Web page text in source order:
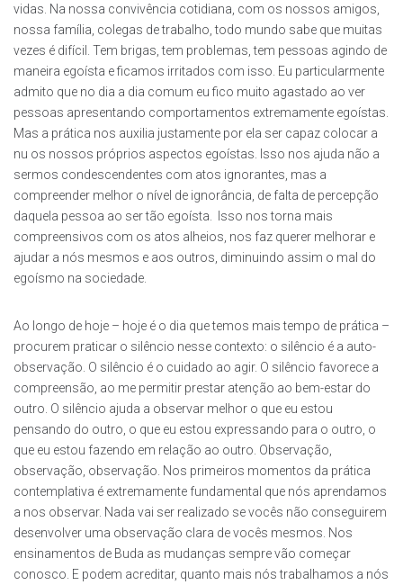
vidas. Na nossa convivência cotidiana, com os nossos amigos,
nossa família, colegas de trabalho, todo mundo sabe que muitas
vezes é difícil. Tem brigas, tem problemas, tem pessoas agindo de
maneira egoísta e ficamos irritados com isso. Eu particularmente
admito que no dia a dia comum eu fico muito agastado ao ver
pessoas apresentando comportamentos extremamente egoístas.
Mas a prática nos auxilia justamente por ela ser capaz colocar a
nu os nossos próprios aspectos egoístas. Isso nos ajuda não a
sermos condescendentes com atos ignorantes, mas a
compreender melhor o nível de ignorância, de falta de percepção
daquela pessoa ao ser tão egoísta. Isso nos torna mais
compreensivos com os atos alheios, nos faz querer melhorar e
ajudar a nós mesmos e aos outros, diminuindo assim o mal do
egoísmo na sociedade.
Ao longo de hoje – hoje é o dia que temos mais tempo de prática –
procurem praticar o silêncio nesse contexto: o silêncio é a auto-
observação. O silêncio é o cuidado ao agir. O silêncio favorece a
compreensão, ao me permitir prestar atenção ao bem-estar do
outro. O silêncio ajuda a observar melhor o que eu estou
pensando do outro, o que eu estou expressando para o outro, o
que eu estou fazendo em relação ao outro. Observação,
observação, observação. Nos primeiros momentos da prática
contemplativa é extremamente fundamental que nós aprendamos
a nos observar. Nada vai ser realizado se vocês não conseguirem
desenvolver uma observação clara de vocês mesmos. Nos
ensinamentos de Buda as mudanças sempre vão começar
conosco. E podem acreditar, quanto mais nós trabalhamos a nós